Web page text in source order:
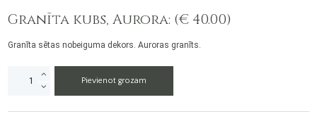
Granīta kubs, Aurora: (€ 40.00)
Granīta sētas nobeiguma dekors. Auroras granīts.
Pievienot grozam